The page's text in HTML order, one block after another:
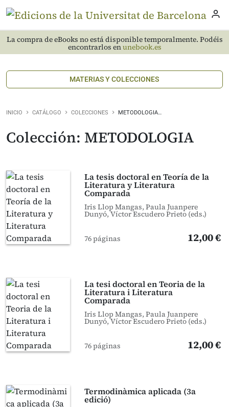
La compra de eBooks no está disponible temporalmente. Podéis
encontrarlos enunebook.es
MATERIAS Y COLECCIONES
INICIO CATÁLOGO COLECCIONES METODOLOGIA…
Colección: METODOLOGIA
La tesis doctoral en Teoría de la
Literatura y Literatura
Comparada
Iris Llop Mangas, Paula Juanpere
Dunyó, Víctor Escudero Prieto (eds.)
76 páginas 12,00 €
La tesi doctoral en Teoria de la
Literatura i Literatura
Comparada
Iris Llop Mangas, Paula Juanpere
Dunyó, Víctor Escudero Prieto (eds.)
76 páginas 12,00 €
Termodinàmica aplicada (3a
edició)